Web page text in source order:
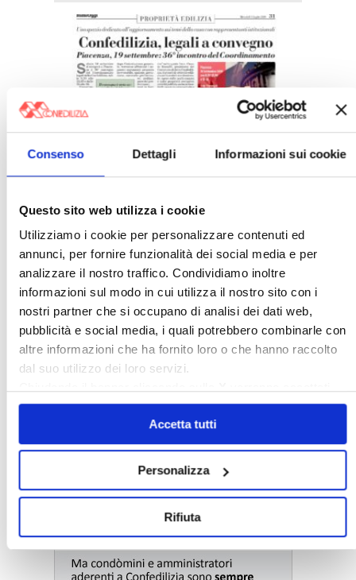
Consenso Dettagli Informazioni sui cookie
Questo sito web utilizza i cookie
Utilizziamo i cookie per personalizzare contenuti ed
annunci, per fornire funzionalità dei social media e per
analizzare il nostro traffico. Condividiamo inoltre
informazioni sul modo in cui utilizza il nostro sito con i
nostri partner che si occupano di analisi dei dati web,
pubblicità e social media, i quali potrebbero combinarle con
altre informazioni che ha fornito loro o che hanno raccolto
dal suo utilizzo dei loro servizi.
solo i cookie necessari.
Accetta tutti
Personalizza
Rifiuta
〉 Notizie e Banche dati